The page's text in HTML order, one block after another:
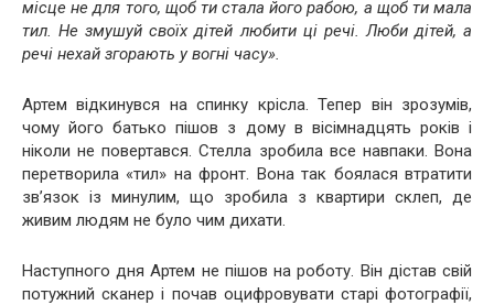
місце не для того, щоб ти стала його рабою, а щоб ти мала
тил. Не змушуй своїх дітей любити ці речі. Люби дітей, а
речі нехай згорають у вогні часу».
Артем відкинувся на спинку крісла. Тепер він зрозумів,
чому його батько пішов з дому в вісімнадцять років і
ніколи не повертався. Стелла зробила все навпаки. Вона
перетворила «тил» на фронт. Вона так боялася втратити
зв’язок із минулим, що зробила з квартири склеп, де
живим людям не було чим дихати.
Наступного дня Артем не пішов на роботу. Він дістав свій
потужний сканер і почав оцифровувати старі фотографії,